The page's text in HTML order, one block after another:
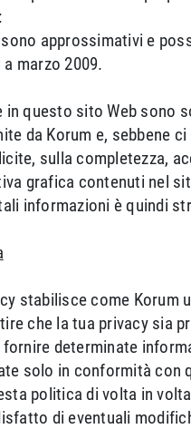
approssimativi e
marzo 2009.
questo sito Web sono
da Korum e, sebbene
sulla completezza,
grafica contenuti nel
informazioni è quindi
stabilisce come
che la tua privacy sia
determinate
solo in conformità con
politica di volta in
di eventuali